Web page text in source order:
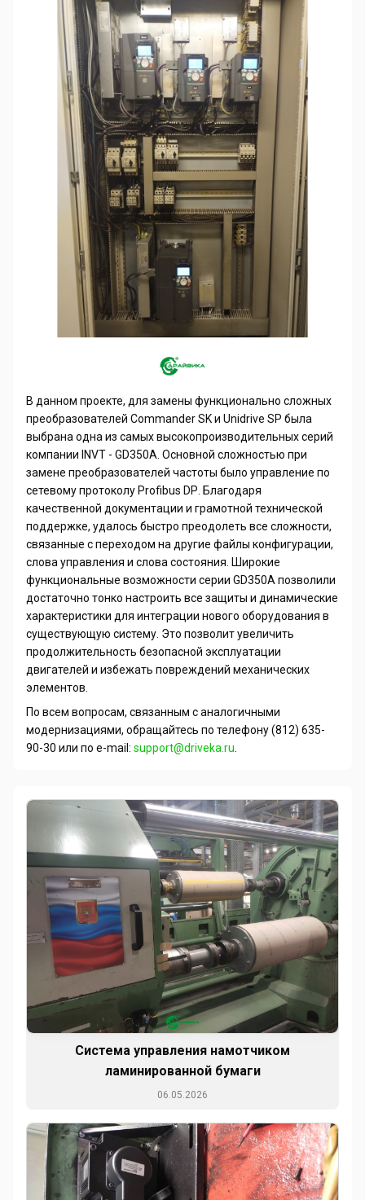
В данном проекте, для замены функционально сложных
преобразователей CommanderSKи Unidrive SP была
выбрана одна из самых высокопроизводительных серий
компании INVT - GD350A . Основной сложностью при
замене преобразователей частоты было управление по
сетевому протоколу Profibus DP . Благодаря
качественной документации и грамотной технической
поддержке, удалось быстро преодолеть все сложности,
связанные с переходом на другие файлы конфигурации,
слова управления и слова состояния. Широкие
функциональные возможности серии GD350A позволили
достаточно тонко настроить все защиты и динамические
характеристики для интеграции нового оборудования в
существующую систему. Это позволит увеличить
продолжительность безопасной эксплуатации
двигателей и избежать повреждений механических
элементов.
По всем вопросам, связанным с аналогичными
модернизациями, обращайтесь по телефону (812) 635-
90-30 или по e-mail : support@driveka ru
Система управления намотчиком
ламинированной бумаги
06.05.2026